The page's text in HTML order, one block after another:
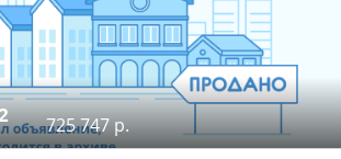
725 747 р.